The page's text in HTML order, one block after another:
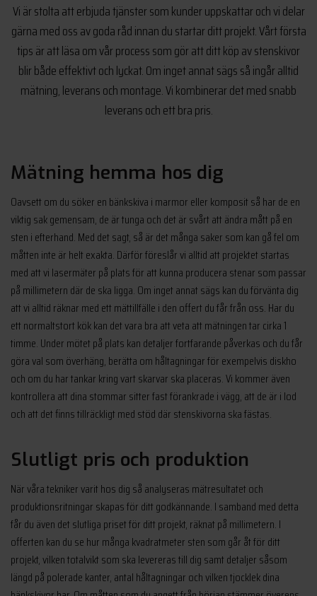
Vi är stolta att erbjuda tjänster som kunder uppskattar och vi delar
gärna med oss av goda råd innan du startar ditt projekt. Vårt första
tips är att läsa om vår process som gör att ditt köp av stenskivor
blir både effektivt och lyckat. Om inget annat sägs så ingår alltid
mätning, leverans och montage. Vi kombinerar det med snabb
leverans och ett bra pris.
Mätning hemma hos dig
Oavsett om du söker en bänkskiva i marmor eller komposit så har de en
viktig sak gemensam, de är tunga och det är svårt att ändra mått på en
sten i efterhand. Med det sagt, så är det många saker som kan gå fel om
måtten inte är helt exakta. Därför föreslår vi alltid att projektet startas
med att vi lasermäter på plats för att kunna producera stenar som passar
på millimetern där de ska ligga. Om inget annat sägs kan du förvänta dig
att vi alltid räknar med ett mättillfälle i den offert du får från oss. Har du
ett normaltstort kök kan det vara bra att veta att mätningen tar cirka 1
timme. Under mötet på plats kan detaljer fortfarande påverkas och du får
göra val som överhäng, berätta om håltagningar för exempelvis diskho
och om du har tankar kring vart skarvar ska placeras. Vi kommer även
kontrollera att dina stommar sitter fast förankrade i vägg, att de är i lod
och att det finns tillräckligt med stöd där stenskivorna ska fästas.
Slutligt pris och produktion
När våra tekniker varit hos dig så analyseras mätresultatet och
produktionsritningar skapas för ditt godkännande. I samband med detta
får du även det slutliga priset för ditt projekt, räknat på millimetern. I
offerten kan du se hur många kvadratmeter sten som går åt för ditt
projekt, vilken totalvikt som ska levereras till dig samt detaljer såsom
längd på polerade kanter, antal håltagningar och vilken tjocklek dina